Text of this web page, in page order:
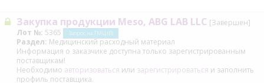
Закупка продукции Meso, ABG LAB LLC [Завершен]
Лот №: 5365 Запрос на ТМЦ (В)
Раздел: Медицинский расходный материал
Информация о заказчике доступна только зарегистрированным
поставщикам!
Необходимо авторизоваться или зарегистрироваться и заполнить
профиль поставщика.